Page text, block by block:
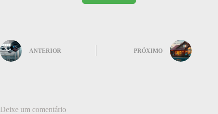
ANTERIOR PRÓXIMO
Deixe um comentário